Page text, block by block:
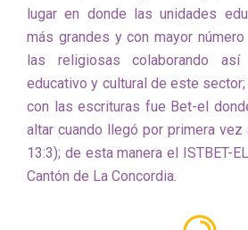
lugar en donde las unidades
más grandes y con mayor
las religiosas colaborando
educativo y cultural de este
con las escrituras fue Bet-el
altar cuando llegó por primera vez
13:3); de esta manera el ISTBET-
Cantón de La Concordia.